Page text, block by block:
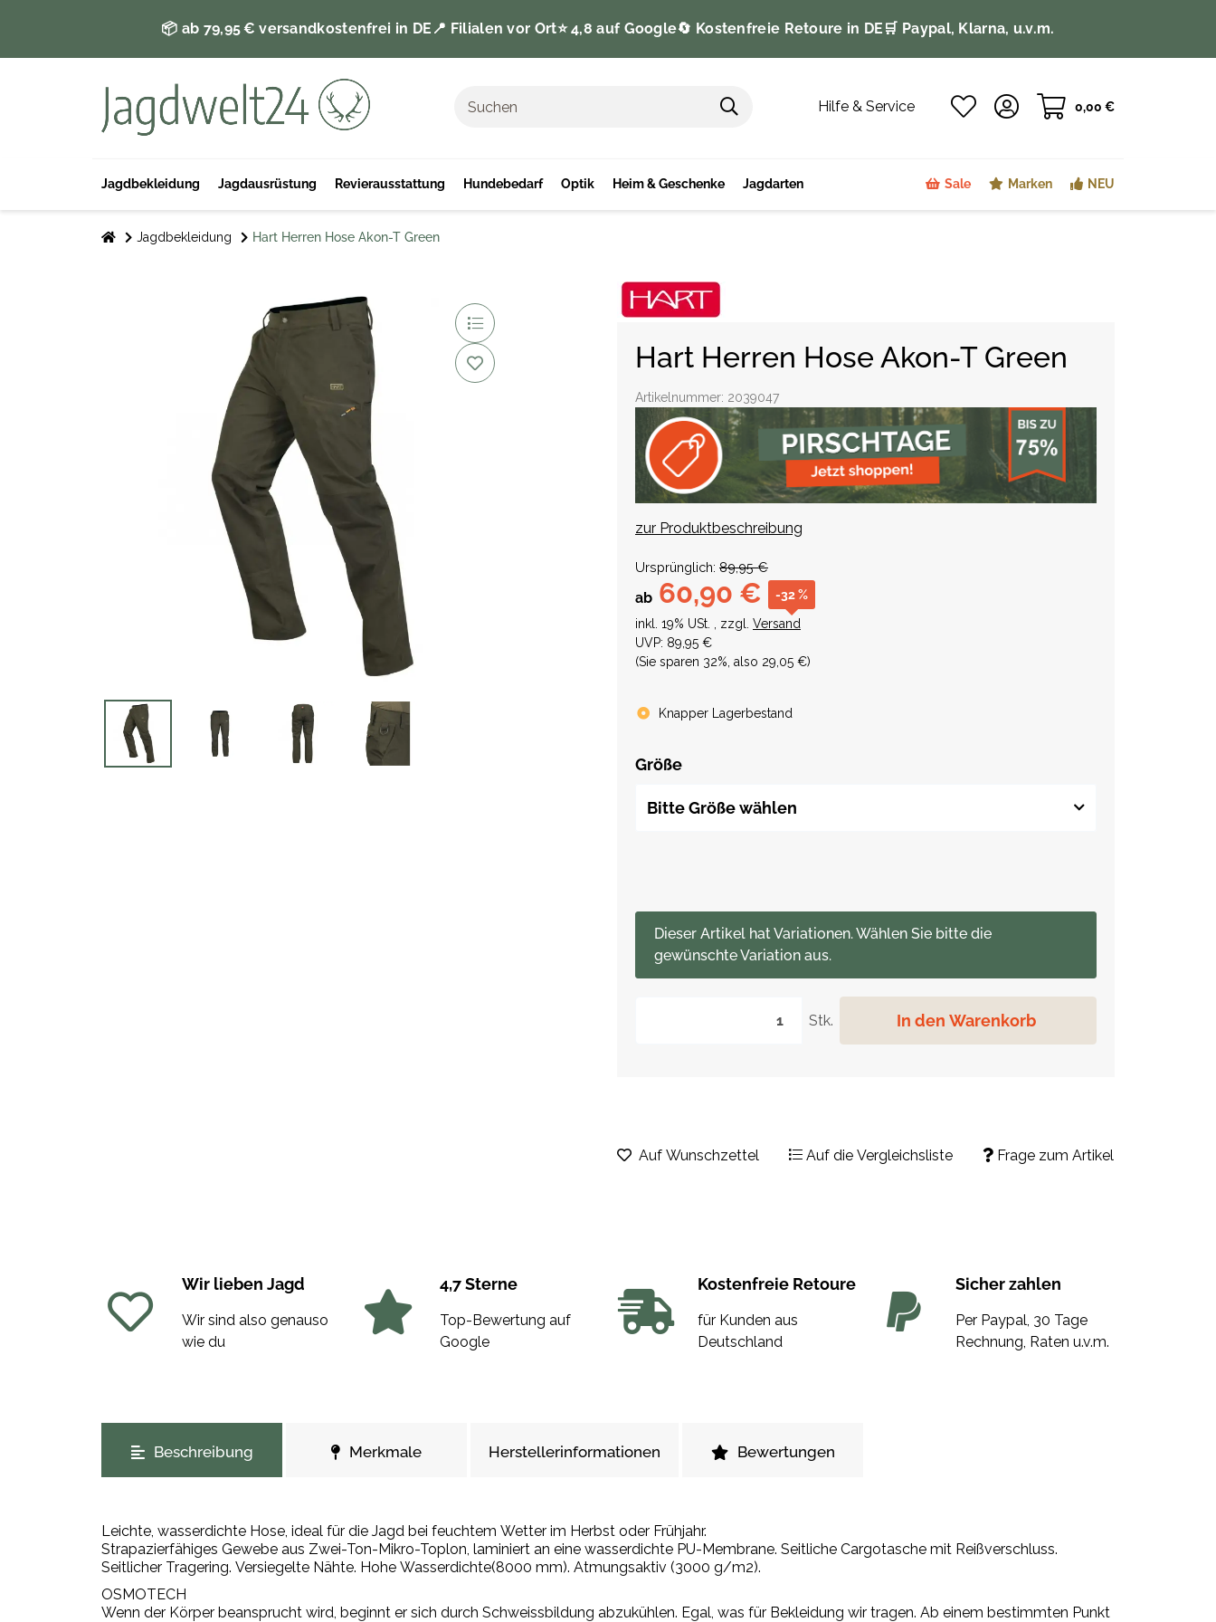
📦 ab 79,95 € versandkostenfrei in DE 📍 Filialen vor Ort⭐️ 4,8 auf Google🔄 Kostenfreie Retoure in DE 🛒 Paypal, Klarna, u.v.m.
Hilfe & Service 0,00 €
Jagdbekleidung Jagdausrüstung Revierausstattung Hundebedarf Optik Heim & Geschenke Jagdarten Sale Marken NEU
Jagdbekleidung Hart Herren Hose Akon-T Green
Hart Herren Hose Akon-T Green
Artikelnummer: 2039047
zur Produktbeschreibung
Ursprünglich: 89,95 €
ab 60,90 € -32 %
inkl. 19% USt. , zzgl. Versand
UVP: 89,95 €
(Sie sparen 32%, also 29,05 €)
Knapper Lagerbestand
Größe
Bitte Größe wählen
Stk. In den Warenkorb
xDieser Artikel hat Variationen. Wählen Sie bitte die
gewünschte Variation aus.
Frage zum Artikel
Auf Wunschzettel Auf die Vergleichsliste
Wir lieben Jagd
Wir sind also genauso
wie du
4,7 Sterne
Top-Bewertung auf
Google
Kostenfreie Retoure
für Kunden aus
Deutschland
Sicher zahlen
Per Paypal, 30 Tage
Rechnung, Raten u.v.m.
Beschreibung Merkmale Herstellerinformationen Bewertungen
Leichte, wasserdichte Hose, ideal für die Jagd bei feuchtem Wetter im Herbst oder Frühjahr.
Strapazierfähiges Gewebe aus Zwei-Ton-Mikro-Toplon, laminiert an eine wasserdichte PU-Membrane. Seitliche Cargotasche mit Reißverschluss.
Seitlicher Tragering. Versiegelte Nähte. Hohe Wasserdichte(8000 mm). Atmungsaktiv (3000 g/m2).
OSMOTECH
Wenn der Körper beansprucht wird, beginnt er sich durch Schweissbildung abzukühlen. Egal, was für Bekleidung wir tragen. Ab einem bestimmten Punkt